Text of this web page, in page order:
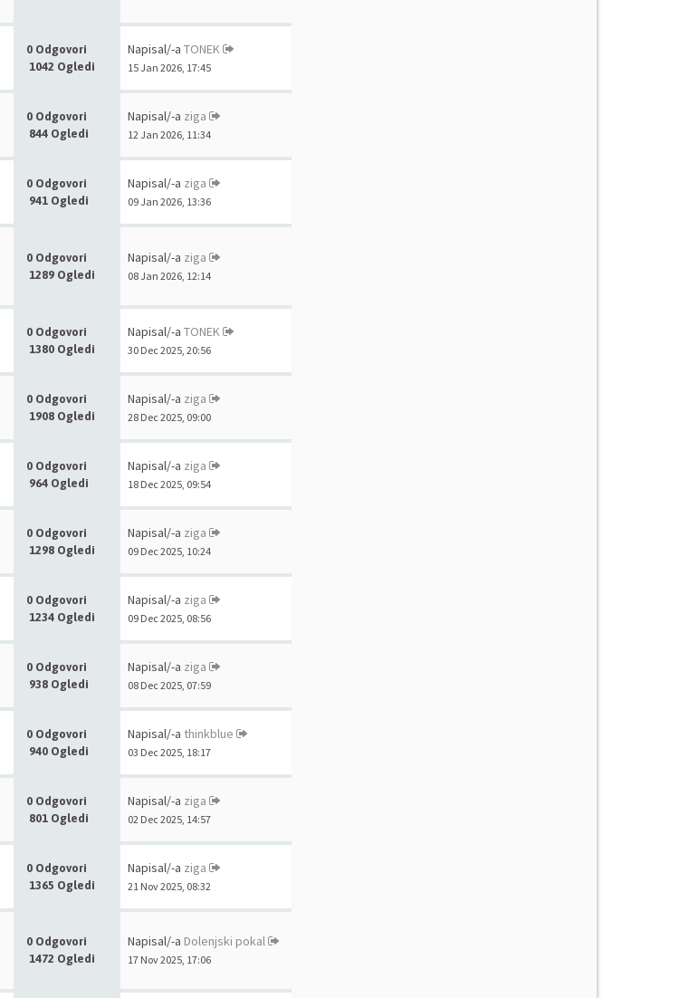
0 Odgovori
1042 Ogledi
Napisal/-a TONEK
15 Jan 2026, 17:45
0 Odgovori
844 Ogledi
Napisal/-a ziga
12 Jan 2026, 11:34
0 Odgovori
941 Ogledi
Napisal/-a ziga
09 Jan 2026, 13:36
0 Odgovori
1289 Ogledi
Napisal/-a ziga
08 Jan 2026, 12:14
0 Odgovori
1380 Ogledi
Napisal/-a TONEK
30 Dec 2025, 20:56
0 Odgovori
1908 Ogledi
Napisal/-a ziga
28 Dec 2025, 09:00
0 Odgovori
964 Ogledi
Napisal/-a ziga
18 Dec 2025, 09:54
0 Odgovori
1298 Ogledi
Napisal/-a ziga
09 Dec 2025, 10:24
0 Odgovori
1234 Ogledi
Napisal/-a ziga
09 Dec 2025, 08:56
0 Odgovori
938 Ogledi
Napisal/-a ziga
08 Dec 2025, 07:59
0 Odgovori
940 Ogledi
Napisal/-a thinkblue
03 Dec 2025, 18:17
0 Odgovori
801 Ogledi
Napisal/-a ziga
02 Dec 2025, 14:57
0 Odgovori
1365 Ogledi
Napisal/-a ziga
21 Nov 2025, 08:32
0 Odgovori
1472 Ogledi
Napisal/-a Dolenjski pokal
17 Nov 2025, 17:06